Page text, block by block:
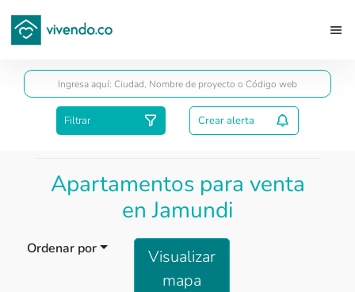
Filtrar Crear alerta
Apartamentos para venta
en Jamundi
Ordenar por
Visualizar
mapa
Guardar